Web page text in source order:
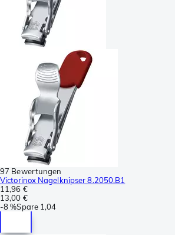
97 Bewertungen
Victorinox Nagelknipser 8.2050.B1
11,96 €
13,00 €
-8 %Spare 1,04